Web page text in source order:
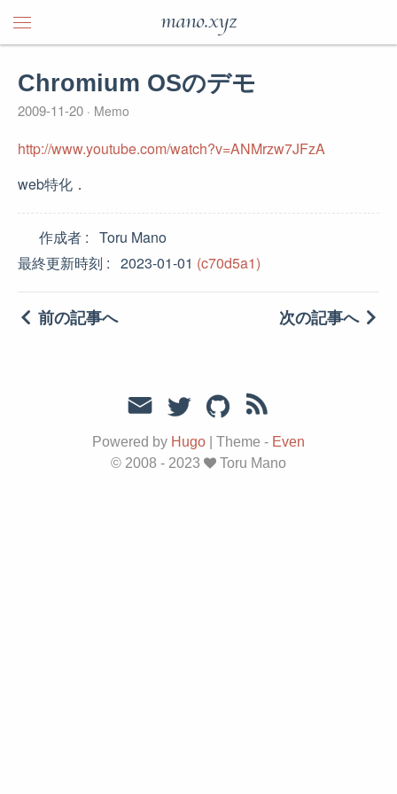
mano.xyz
Chromium OSのデモ
2009-11-20 Memo
http://www.youtube.com/watch?v=ANMrzw7JFzA
web特化．
作成者
Toru Mano
最終更新時刻
2023-01-01 (c70d5a1)
前の記事へ 次の記事へ
Powered by Hugo Theme - Even
© 2008 - 2023
Toru Mano